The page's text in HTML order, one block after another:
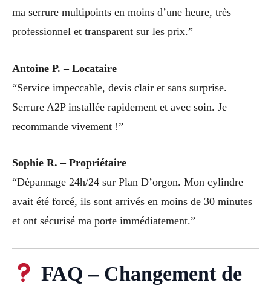
ma serrure multipoints en moins d’une heure, très
professionnel et transparent sur les prix.”
Antoine P. – Locataire
“Service impeccable, devis clair et sans surprise.
Serrure A2P installée rapidement et avec soin. Je
recommande vivement !”
Sophie R. – Propriétaire
“Dépannage 24h/24 sur Plan D’orgon. Mon cylindre
avait été forcé, ils sont arrivés en moins de 30 minutes
et ont sécurisé ma porte immédiatement.”
FAQ – Changement de